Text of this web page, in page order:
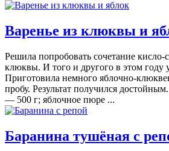
Варенье из клюквы и
Решила попробовать сочетание кисло-
клюквы. И того и другого в этом году
Приготовила немного яблочно-
пробу. Результат получился
— 500 г; яблочное пюре ...
Баранина тушёная с